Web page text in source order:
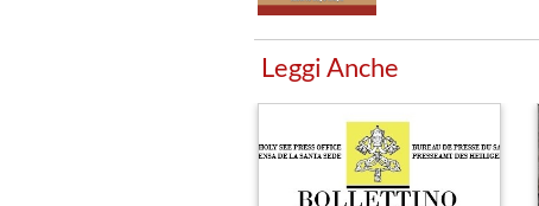
Leggi Anche